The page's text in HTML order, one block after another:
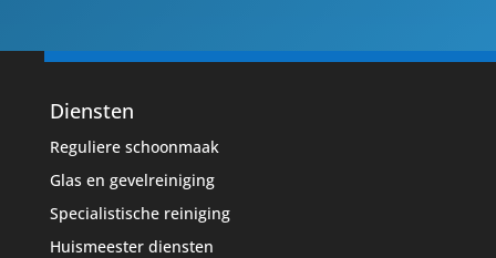
Diensten
Reguliere schoonmaak
Glas en gevelreiniging
Specialistische reiniging
Huismeester diensten